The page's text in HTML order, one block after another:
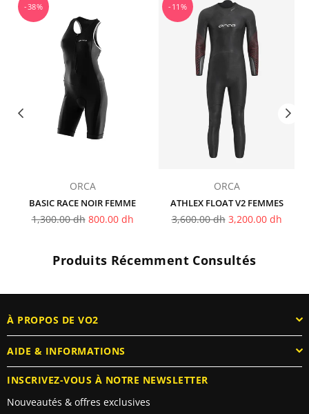
-38%
ORCA
BASIC RACE NOIR FEMME
Prix
1,300.00 dh 800.00 dh
-11%
ORCA
ATHLEX FLOAT V2 FEMMES
Prix
3,600.00 dh 3,200.00 dh
Produits Récemment Consultés
À PROPOS DE VO2
AIDE & INFORMATIONS
INSCRIVEZ-VOUS À NOTRE NEWSLETTER
Nouveautés & offres exclusives